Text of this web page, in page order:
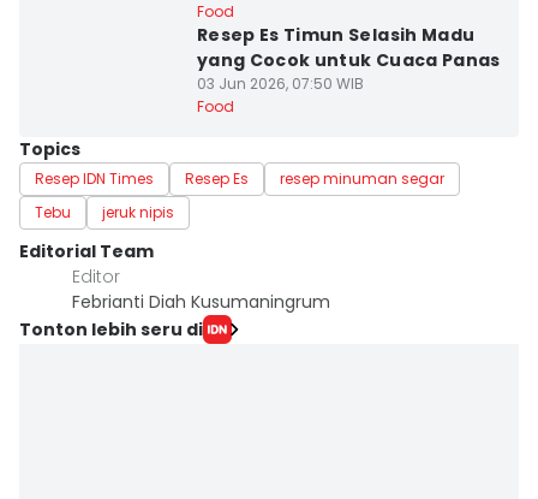
Food
Resep Es Timun Selasih Madu
yang Cocok untuk Cuaca Panas
03 Jun 2026, 07:50 WIB
Food
Topics
Resep IDN Times Resep Es
resep minuman segar
Tebu
jeruk nipis
Editorial Team
Editor
Febrianti Diah Kusumaningrum
Tonton lebih seru di